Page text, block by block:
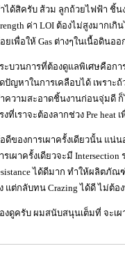
ได้สิครับ ส้วม ลูกถ้วยไฟฟ้า ชิ้นง
ค่า LOI ต้องไม่สูงมากเกิ
ยเพื่อให้ Gas ต่างๆในเนื้อดินอ
ะบวนการที่ต้องดูแลพิเศษคือกา
ปัญหาในการเคลือบได้ เพรา
ความสะอาดชิ้นงานก่อนจุ่มดี ก็
งที่เราจะต้องลากช่วง Pre
ดีของการเผาครั้งเดียวนั้น แน่
รเผาครั้งเดียวจะมี
ได้ดีมาก ทำให้ผลิตภัณ
แต่กลับทน Crazing ได้ดี ไม่ต้
งดูครับ ผมสนับสนุนเต็มที่ จะเผ